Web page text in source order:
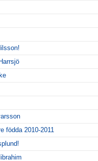
födda 2010-2011